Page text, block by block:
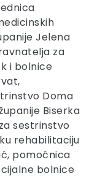
Jelena
za
i bolnice
Doma
Biserka
sestrinstvo
rehabilitaciju
pomoćnica
bolnice